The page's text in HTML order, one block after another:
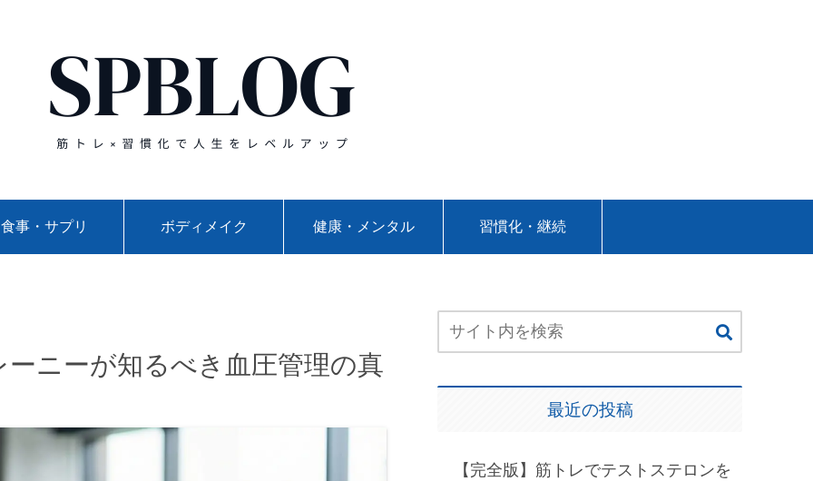
食事・サプリ ボディメイク 健康・メンタル 習慣化・継続
ニーが知るべき血圧管理の真
最近の投稿
【完全版】筋トレでテストステロンを